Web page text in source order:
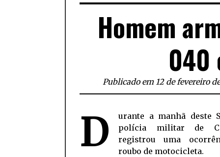
Homem
040
Publicado em 12 de fevereiro
D
urante a manhã deste
polícia militar de
registrou uma
roubo de motocicleta.